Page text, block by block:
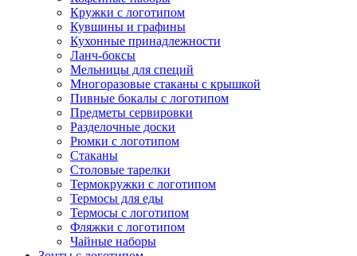
Кружки с логотипом
Кувшины и графины
Кухонные принадлежности
Ланч-боксы
Мельницы для специй
Многоразовые стаканы с крышкой
Пивные бокалы с логотипом
Предметы сервировки
Разделочные доски
Рюмки с логотипом
Стаканы
Столовые тарелки
Термокружки с логотипом
Термосы для еды
Термосы с логотипом
Фляжки с логотипом
Чайные наборы